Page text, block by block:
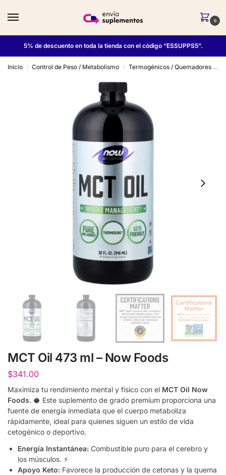
0
5% de descuento en toda la tienda con el código “ESSUPPS5”.
Inicio / Control de Peso / Metabolismo / Termogénicos / Quemadores de Grasa
MCT Oil 473 ml – Now Foods
$341.00
Maximiza tu rendimiento mental y físico con el MCT Oil Now
Foods. 🥥 Este suplemento de grado premium proporciona una
fuente de energía inmediata que el cuerpo metaboliza
rápidamente, ideal para quienes siguen un estilo de vida
cetogénico o deportivo.
Energía Instantánea: Combustible puro para el cerebro y
los músculos. ⚡
Apoyo Keto: Favorece la producción de cetonas y la quema